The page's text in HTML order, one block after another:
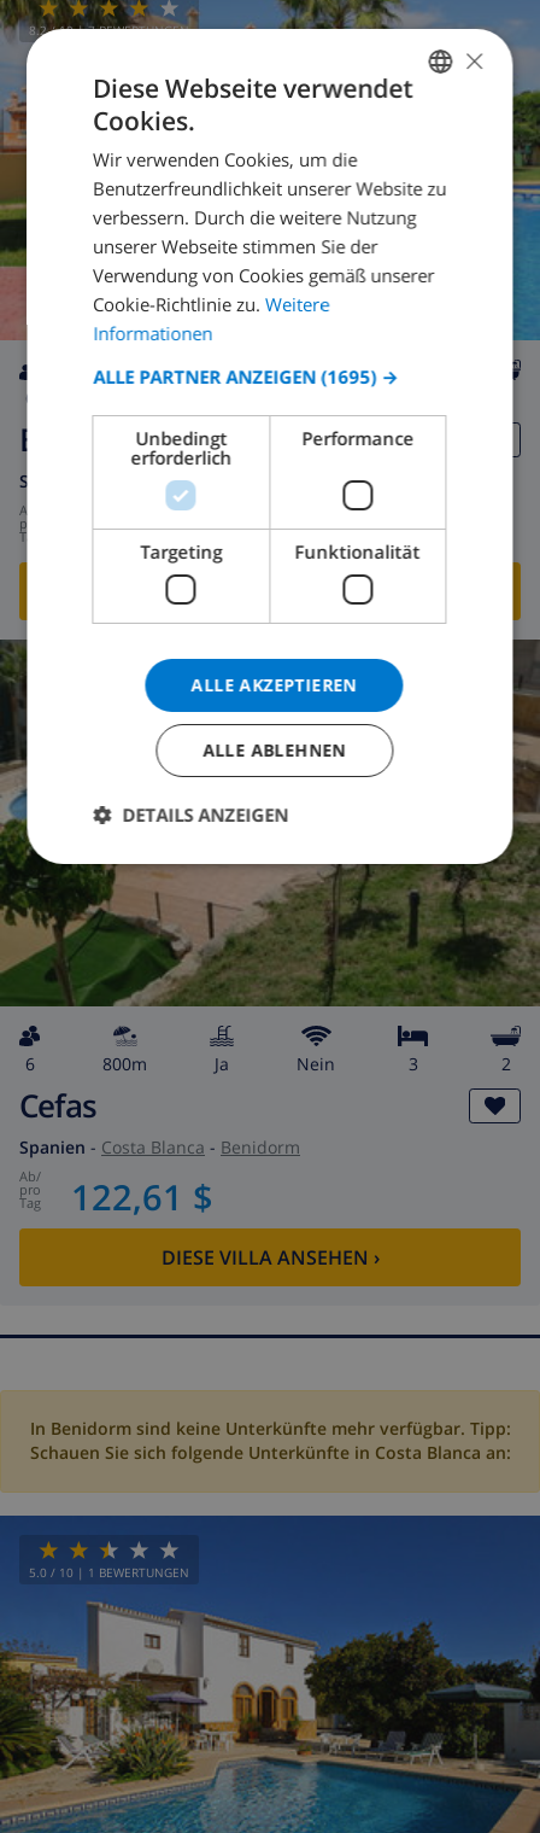
8.2/ 10 |7 BEWERTUNGEN
6
Balcon de Finisterre
Spanien Costa Blanca
pro
Tag 165,27 $
DIESE VILLA ANSEHEN ›
BEWERTUNGEN
6 800m Ja Nein 3 2
Cefas
Spanien - Costa Blanca - Benidorm
ab/
pro
Tag 122,61 $
DIESE VILLA ANSEHEN ›
In Benidorm sind keine Unterkünfte mehr verfügbar. Tipp:
Schauen Sie sich folgende Unterkünfte in Costa Blanca an:
5.0 / 10 | 1 BEWERTUNGEN
DUTCH
SPANISH
GERMAN
ITALIAN
DANISH
×
Diese Webseite verwendet
Cookies.
Wir verwenden Cookies, um die
Benutzerfreundlichkeit unserer Website zu
verbessern. Durch die weitere Nutzung
unserer Webseite stimmen Sie der
Verwendung von Cookies gemäß unserer
Cookie-Richtlinie zu. Weitere
Informationen
ALLE PARTNER ANZEIGEN (1695) →
Unbedingt
erforderlich
Performance
Targeting Funktionalität
ALLE AKZEPTIEREN
ALLE ABLEHNEN
DETAILS ANZEIGEN